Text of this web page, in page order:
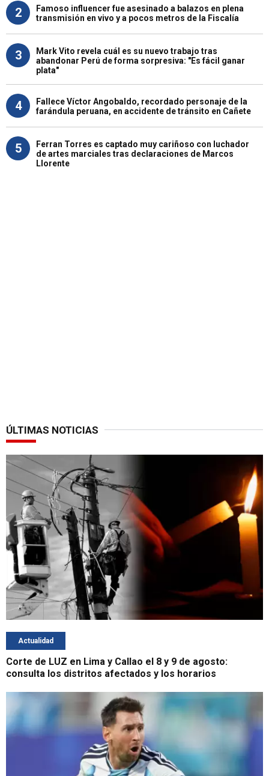
2
Famoso influencer fue asesinado a balazos en plena
transmisión en vivo y a pocos metros de la Fiscalía
3
Mark Vito revela cuál es su nuevo trabajo tras
abandonar Perú de forma sorpresiva: "Es fácil ganar
plata"
4
Fallece Víctor Angobaldo, recordado personaje de la
farándula peruana, en accidente de tránsito en Cañete
5
Ferran Torres es captado muy cariñoso con luchador
de artes marciales tras declaraciones de Marcos
Llorente
ÚLTIMAS NOTICIAS
Actualidad
Corte de LUZ en Lima y Callao el 8 y 9 de agosto:
consulta los distritos afectados y los horarios